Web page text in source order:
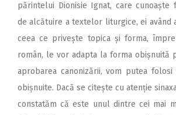
părintelui Dionisie Ignat, care cunoaște
de alcătuire a textelor liturgice, ei având
ceea ce privește topica și forma,
român, le vor adapta la forma obișnuită
aprobarea canonizării, vom putea
obișnuite. Dacă se citește cu atenție
constatăm că este unul dintre cei mai